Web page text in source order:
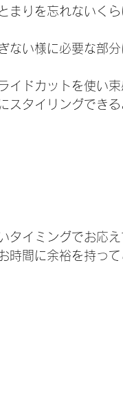
まりを忘れないく
ない様に必要な部
イドカットを使い
スタイリングできる
タイミングでお応
時間に余裕を持って